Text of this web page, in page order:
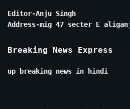
Editor-Anju Singh
Address-mig 47 secter E
Breaking News Express
up breaking news in hindi